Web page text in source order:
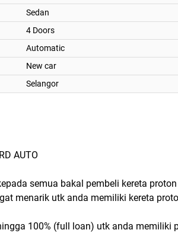
Sedan
4 Doors
Automatic
New car
Selangor
AUTO
semua bakal pembeli kereta
menarik utk anda memiliki kereta
100% (full loan) utk anda memiliki